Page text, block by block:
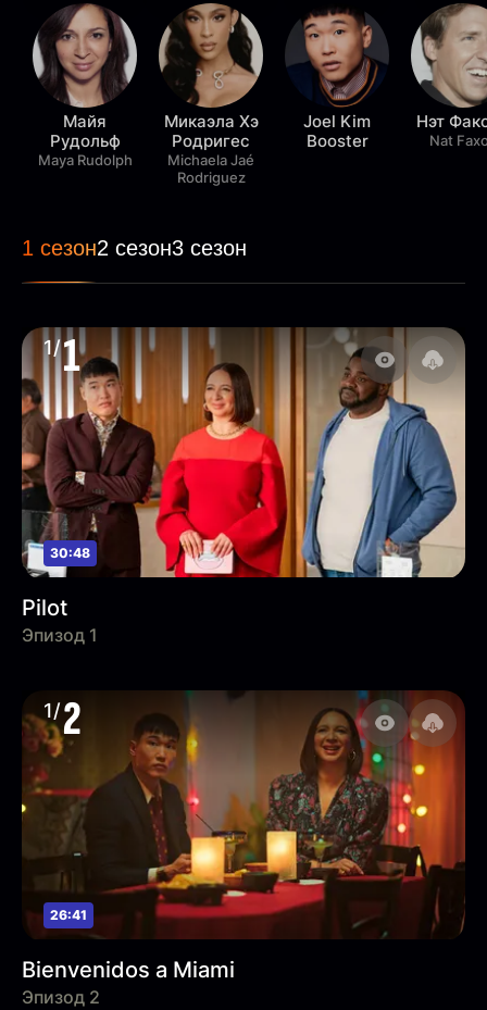
Майя
Рудольф
Maya Rudolph
Микаэла Хэ
Родригес
Michaela Jaé
Rodriguez
Joel Kim
Booster
Нэт
Nat
1 сезон2 сезон3 сезон
1/1
30:48
Pilot
Эпизод 1
1/2
26:41
Bienvenidos a Miami
Эпизод 2